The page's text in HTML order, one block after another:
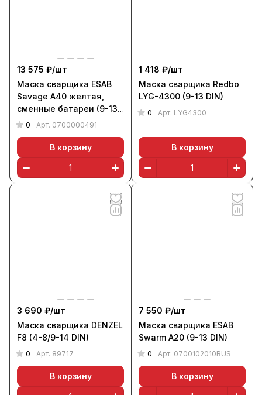
13 575 ₽/шт
Маска сварщика ESAB
Savage A40 желтая,
сменные батареи (9-13
DIN)
0 Арт. 0700000491
В корзину
1 418 ₽/шт
Маска сварщика Redbo
LYG-4300 (9-13 DIN)
0 Арт. LYG4300
В корзину
3 690 ₽/шт
Маска сварщика DENZEL
F8 (4-8/9-14 DIN)
0 Арт. 89717
В корзину
7 550 ₽/шт
Маска сварщика ESAB
Swarm A20 (9-13 DIN)
0 Арт. 0700102010RUS
В корзину